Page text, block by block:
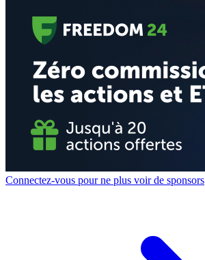
Connectez-vous pour ne plus voir de sponsors